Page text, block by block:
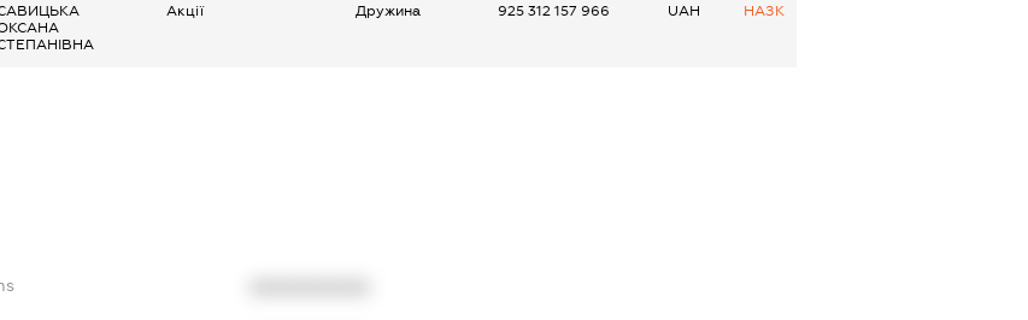
Акції Дружина 925 312 157 966 UAH НАЗК